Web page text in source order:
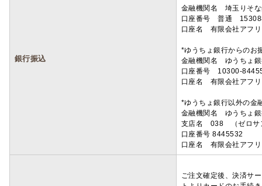
銀行振込
金融機関名 埼玉りそ
口座番号 普通
口座名 有限会社アフ
*ゆうちょ銀行からのお
金融機関名 ゆうちょ
口座番号 10300-
口座名 有限会社アフ
*ゆうちょ銀行以外の金
金融機関名 ゆうちょ
支店名 038 （ゼロサ
口座番号 8445532
口座名 有限会社アフ
ご注文確定後、決済サ